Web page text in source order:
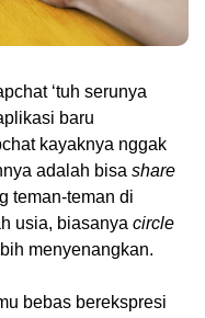
‘tuh serunya
baru
kayaknya nggak
adalah bisa
teman-teman di
usia, biasanya circle
menyenangkan.
bebas berekspresi